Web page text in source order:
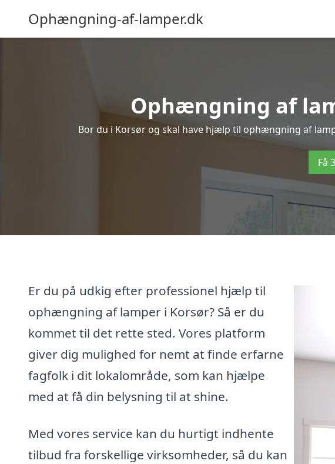
Ophængning-af-lamper.dk
Ophængning af
Bor du i Korsør og skal have hjælp til ophængning af
Få
Er du på udkig efter professionel hjælp til
ophængning af lamper i Korsør? Så er du
kommet til det rette sted. Vores platform
giver dig mulighed for nemt at finde erfarne
fagfolk i dit lokalområde, som kan hjælpe
med at få din belysning til at shine.
Med vores service kan du hurtigt indhente
tilbud fra forskellige virksomheder, så du kan